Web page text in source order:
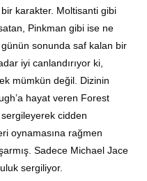
karakter. Moltisanti gibi
Pinkman gibi ise ne
sonunda saf kalan bir
iyi canlandırıyor ki,
mümkün değil. Dizinin
hayat veren Forest
cidden
oynamasına rağmen
Sadece Michael Jace
sergiliyor.